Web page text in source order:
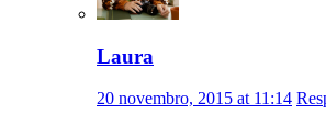
Laura
20 novembro, 2015 at 11:14